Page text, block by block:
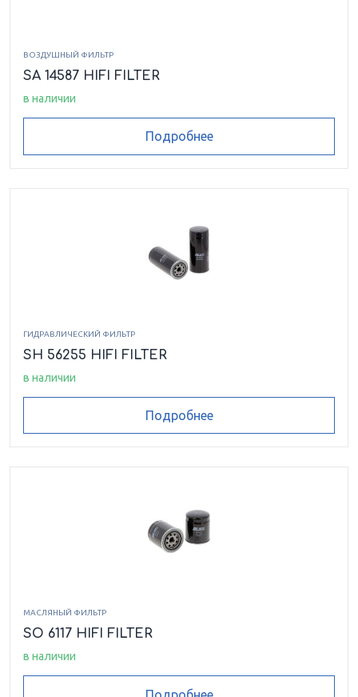
P 13 SDMR
PUMI 21.67
PUMI 24.3.67
SP 11 BELISO
SP 11 DMB SP 11 DMT
SP 11 DQR SP 11 LEGEND TMR
ВОЗДУШНЫЙ ФИЛЬТР
SA 14587 HIFI FILTER
в наличии
Подробнее
ГИДРАВЛИЧЕСКИЙ ФИЛЬТР
SH 56255 HIFI FILTER
в наличии
Подробнее
МАСЛЯНЫЙ ФИЛЬТР
SO 6117 HIFI FILTER
в наличии